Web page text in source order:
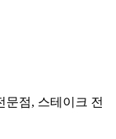
문점, 스테이크 전